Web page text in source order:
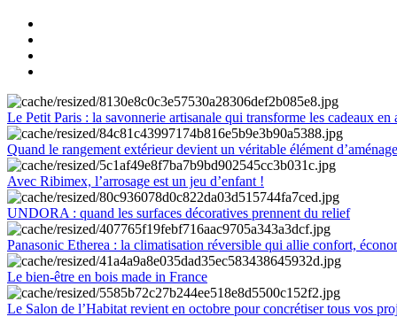
Le Petit Paris : la savonnerie artisanale qui transforme les cadeaux en
Quand le rangement extérieur devient un véritable élément
Avec Ribimex, l’arrosage est un jeu d’enfant !
UNDORA : quand les surfaces décoratives prennent du relief
Panasonic Etherea : la climatisation réversible qui allie confort,
Le bien-être en bois made in France
Le Salon de l’Habitat revient en octobre pour concrétiser tous vos